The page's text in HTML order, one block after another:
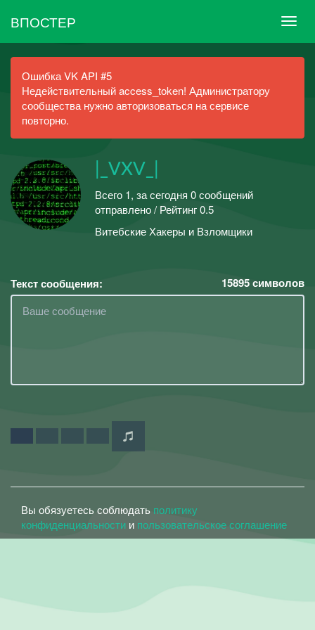
ВПОСТЕР
Ошибка VK API #5
Недействительный access_token! Администратору
сообщества нужно авторизоваться на сервисе
повторно.
|_VXV_|
Всего 1, за сегодня 0 сообщений
отправлено / Рейтинг 0.5
Витебские Хакеры и Взломщики
Текст сообщения: 15895символов
Вы обязуетесь соблюдать политику
конфиденциальности и пользовательское соглашение